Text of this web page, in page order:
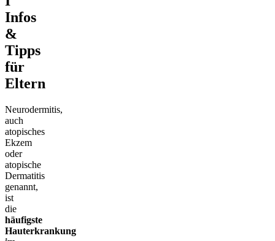
Infos
&
Tipps
für
Eltern
Neurodermitis,
auch
atopisches
Ekzem
oder
atopische
Dermatitis
genannt,
ist
die
häufigste
Hauterkrankung